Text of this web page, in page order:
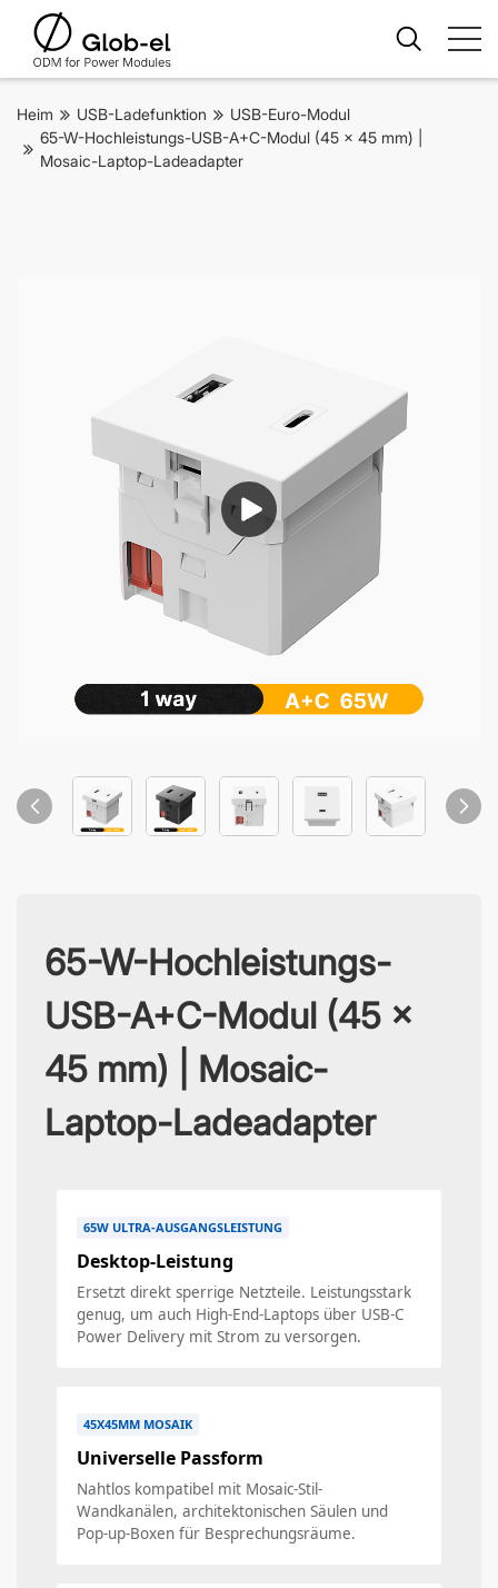
Heim USB-Ladefunktion
USB-Euro-Modul
65-W-Hochleistungs-USB-A+C-Modul (45 x 45 mm) |
Mosaic-Laptop-Ladeadapter
65-W-Hochleistungs-
USB-A+C-Modul (45 x
45 mm) | Mosaic-
Laptop-Ladeadapter
65W ULTRA-AUSGANGSLEISTUNG
Desktop-Leistung
Ersetzt direkt sperrige Netzteile. Leistungsstark
genug, um auch High-End-Laptops über USB-C
Power Delivery mit Strom zu versorgen.
45X45MM MOSAIK
Universelle Passform
Nahtlos kompatibel mit Mosaic-Stil-
Wandkanälen, architektonischen Säulen und
Pop-up-Boxen für Besprechungsräume.